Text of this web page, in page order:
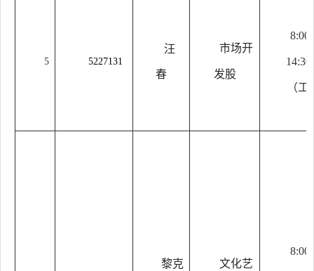
5 5227131
汪
春
市场开
发股
（
黎克 文化艺